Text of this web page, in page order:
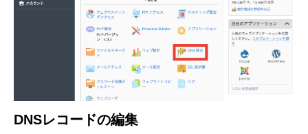
DNSレコードの編集